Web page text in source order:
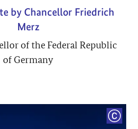
by Chancellor Friedrich
Merz
of the Federal Republic
of Germany